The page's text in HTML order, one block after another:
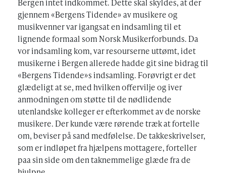
Bergen intet indkommet. Dette skal skyldes, at der
gjennem «Bergens Tidende» av musikere og
musikvenner var igangsat en indsamling til et
lignende formaal som Norsk Musikerforbunds. Da
vor indsamling kom, var resourserne uttømt, idet
musikerne i Bergen allerede hadde git sine bidrag til
«Bergens Tidende»s indsamling. Forøvrigt er det
glædeligt at se, med hvilken offervilje og iver
anmodningen om støtte til de nødlidende
utenlandske kolleger er efterkommet av de norske
musikere. Der kunde være rørende træk at fortelle
om, beviser på sand medfølelse. De takkeskrivelser,
som er indløpet fra hjælpens mottagere, forteller
paa sin side om den taknemmelige glæde fra de